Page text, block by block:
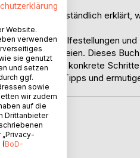
leicht und verständlich erklärt,
praktische Hilfestellungen
zu befreien. Dieses
ist und bietet konkrete
hilfreiche Tipps und
BoD
Website.
verwenden
sie genutzt
und setzen
ggf.
sowie
wir zudem
auf die
Drittanbieter
„Privacy-
(BoD-